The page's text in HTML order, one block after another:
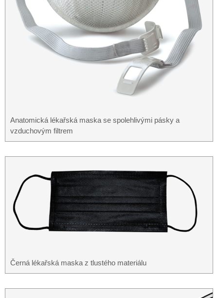
Anatomická lékařská maska ​​se spolehlivými pásky a
vzduchovým filtrem
Černá lékařská maska ​​z tlustého materiálu